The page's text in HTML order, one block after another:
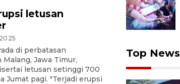
letusan
di perbatasan
Jawa Timur,
letusan setinggi 700
Jumat pagi. "Terjadi erupsi
Top News